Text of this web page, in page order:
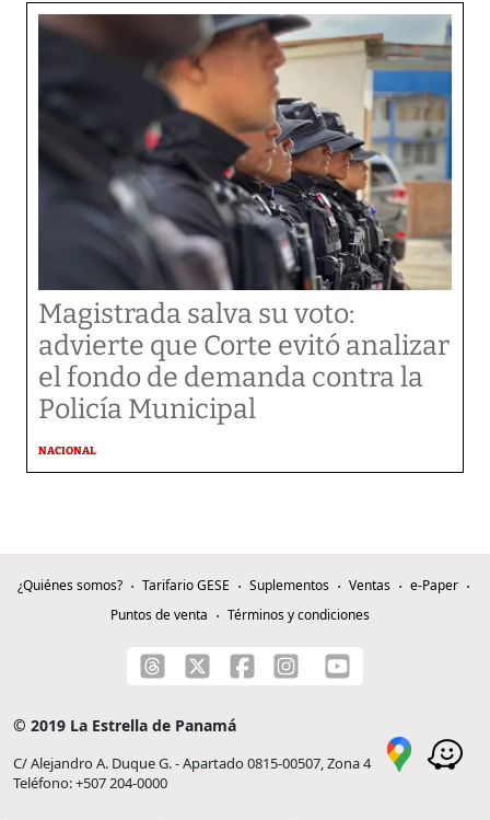
Magistrada salva su voto:
advierte que Corte evitó analizar
el fondo de demanda contra la
Policía Municipal
NACIONAL
¿Quiénes somos? Tarifario GESE Suplementos Ventas
e-Paper
Puntos de venta
Términos y condiciones
© 2019 La Estrella de Panamá
C/ Alejandro A. Duque G. - Apartado 0815-00507, Zona 4
Teléfono: +507 204-0000